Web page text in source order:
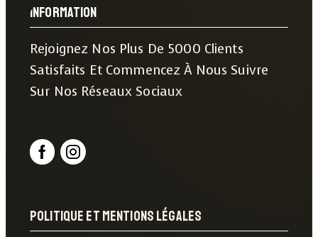
Information
Rejoignez Nos Plus De 5000 Clients
Satisfaits Et Commencez À Nous Suivre
Sur Nos Réseaux Sociaux
Politique Et Mentions Légales